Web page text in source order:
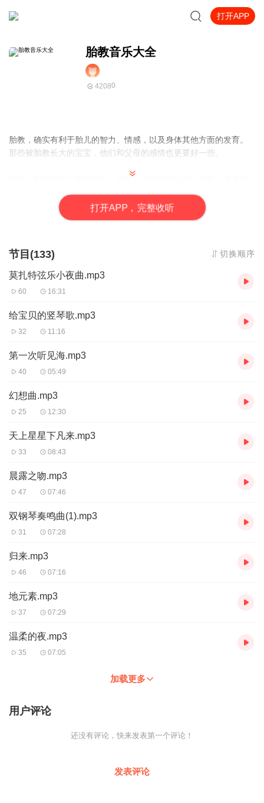
打开APP
胎教音乐大全
42080
胎教，确实有利于胎儿的智力、情感，以及身体其他方面的发育。
那些被胎教长大的宝宝，他们和父母的感情也更要好一些。
当然，胎教也并非随意进行，选择合适的时间段进行胎教，效果才
然胎教并非随意进行，选择合适的时间段进行胎教，效果会更加显
著。今天，我们就来聊聊胎教的最佳时间段，以及为什么这些时间
打开APP，完整收听
节目(133) 切换顺序
莫扎特弦乐小夜曲.mp3
60 16:31
给宝贝的竖琴歌.mp3
32 11:16
第一次听见海.mp3
40 05:49
幻想曲.mp3
25 12:30
天上星星下凡来.mp3
33 08:43
晨露之吻.mp3
47 07:46
双钢琴奏鸣曲(1).mp3
31 07:28
归来.mp3
46 07:16
地元素.mp3
37 07:29
温柔的夜.mp3
35 07:05
加载更多
用户评论
还没有评论，快来发表第一个评论！
发表评论